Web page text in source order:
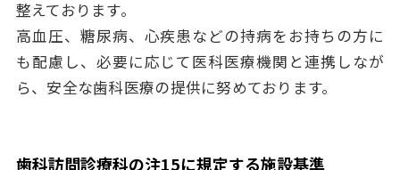
整えております。
高血圧、糖尿病、心疾患などの持病をお持ちの方に
も配慮し、必要に応じて医科医療機関と連携しなが
ら、安全な歯科医療の提供に努めております。
歯科訪問診療科の注15に規定する施設基準